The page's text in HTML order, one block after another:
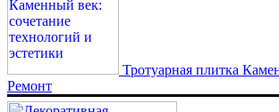
Тротуарная плитка
Ремонт